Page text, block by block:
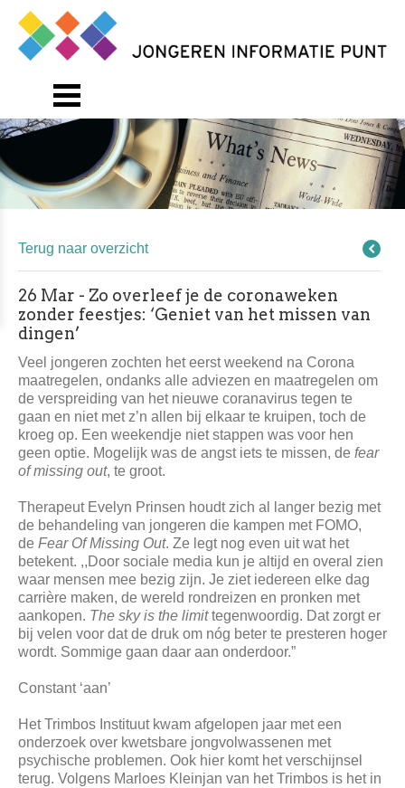
Terug naar overzicht
26 Mar - Zo overleef je de coronaweken
zonder feestjes: ‘Geniet van het missen van
dingen’
Veel jongeren zochten het eerst weekend na Corona
maatregelen, ondanks alle adviezen en maatregelen om
de verspreiding van het nieuwe coranavirus tegen te
gaan en niet met z’n allen bij elkaar te kruipen, toch de
kroeg op. Een weekendje niet stappen was voor hen
geen optie. Mogelijk was de angst iets te missen, de fear
of missing out, te groot.
Therapeut Evelyn Prinsen houdt zich al langer bezig met
de behandeling van jongeren die kampen met FOMO,
de Fear Of Missing Out. Ze legt nog even uit wat het
betekent. ,,Door sociale media kun je altijd en overal zien
waar mensen mee bezig zijn. Je ziet iedereen elke dag
carrière maken, de wereld rondreizen en pronken met
aankopen. The sky is the limittegenwoordig. Dat zorgt er
bij velen voor dat de druk om nóg beter te presteren hoger
wordt. Sommige gaan daar aan onderdoor.”
Constant ‘aan’
Het Trimbos Instituut kwam afgelopen jaar met een
onderzoek over kwetsbare jongvolwassenen met
psychische problemen. Ook hier komt het verschijnsel
terug. Volgens Marloes Kleinjan van het Trimbos is het in